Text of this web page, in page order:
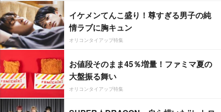
イケメンてんこ盛り！尊すぎる男子の純
情ラブに胸キュン
オリコンタイアップ特集
お値段そのまま45％増量！ファミマ夏の
大盤振る舞い
オリコンタイアップ特集